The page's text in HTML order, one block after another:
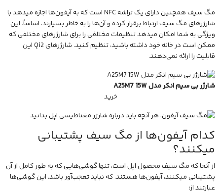
مگ سیف همچنین دارای یک تراشه NFC است که به آیفون‌ها اجازه میدهد با
شارژرهای مگ سیف ارتباط برقرار کرده و آن‌ها را به خاطر بسپارند. اساساً، این
ویژگی به شما امکان میدهد تنظیمات مختلفی را برای شارژرهای مختلفی که
ممکن است در خانه خود داشته باشید، تنظیم کنید. شارژرهای Qi2 این
قابلیت را ارائه نمی‌دهند.
شارژر بی سیم انکر مدل A25M7 15W
خرید
کدام آیفون‌ها از مگ سیف پشتیبانی
میکنند؟
از آنجا که مگ سیف محصول اپل است، تنها گوشی‌هایی که به طور کامل از آن
پشتیبانی میکنند، آیفون‌ها هستند. که نباید تعجب‌آور باشد. این گوشی‌ها
عبارتند از: